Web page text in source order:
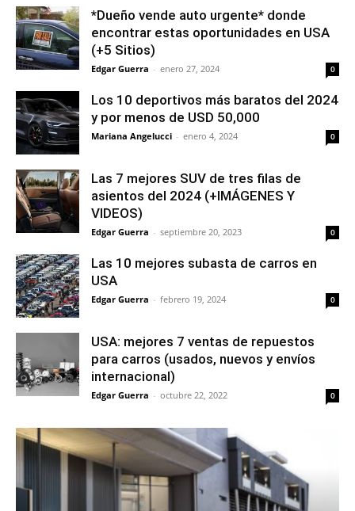
*Dueño vende auto urgente* donde
encontrar estas oportunidades en USA
(+5 Sitios)
Edgar Guerra - enero 27, 2024 0
Los 10 deportivos más baratos del 2024
y por menos de USD 50,000
Mariana Angelucci - enero 4, 2024 0
Las 7 mejores SUV de tres filas de
asientos del 2024 (+IMÁGENES Y
VIDEOS)
Edgar Guerra - septiembre 20, 2023 0
Las 10 mejores subasta de carros en
USA
Edgar Guerra - febrero 19, 2024 0
USA: mejores 7 ventas de repuestos
para carros (usados, nuevos y envíos
internacional)
Edgar Guerra - octubre 22, 2022 0